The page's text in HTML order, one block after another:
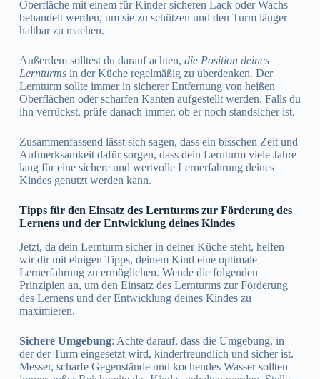
Oberfläche mit einem für Kinder sicheren Lack oder Wachs
behandelt werden, um sie zu schützen und den Turm länger
haltbar zu machen.
Außerdem solltest du darauf achten, die Position deines
Lernturmsin der Küche regelmäßig zu überdenken. Der
Lernturm sollte immer in sicherer Entfernung von heißen
Oberflächen oder scharfen Kanten aufgestellt werden. Falls du
ihn verrückst, prüfe danach immer, ob er noch standsicher ist.
Zusammenfassend lässt sich sagen, dass ein bisschen Zeit und
Aufmerksamkeit dafür sorgen, dass dein Lernturm viele Jahre
lang für eine sichere und wertvolle Lernerfahrung deines
Kindes genutzt werden kann.
Tipps für den Einsatz des Lernturms zur Förderung des
Lernens und der Entwicklung deines Kindes
Jetzt, da dein Lernturm sicher in deiner Küche steht, helfen
wir dir mit einigen Tipps, deinem Kind eine optimale
Lernerfahrung zu ermöglichen. Wende die folgenden
Prinzipien an, um den Einsatz des Lernturms zur Förderung
des Lernens und der Entwicklung deines Kindes zu
maximieren.
Sichere Umgebung: Achte darauf, dass die Umgebung, in
der der Turm eingesetzt wird, kinderfreundlich und sicher ist.
Messer, scharfe Gegenstände und kochendes Wasser sollten